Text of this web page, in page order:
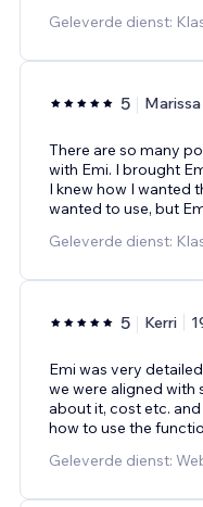
Geleverde dienst:
5 Marissa
There are so many
with Emi. I brought
I knew how I wanted
wanted to use, but
Geleverde dienst:
5 Kerri
Emi was very
we were aligned
about it, cost etc.
how to use the
Geleverde dienst: